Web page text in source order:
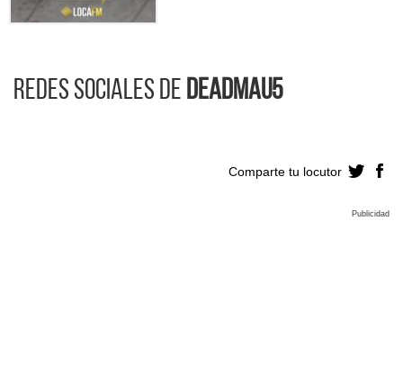
Redes sociales de DEADMAU5
Comparte tu locutor
Publicidad